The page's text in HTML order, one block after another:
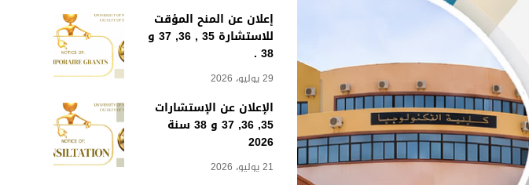
إعلان عن المنح المؤقت
للاستشارة 35 , 36, 37 و
38 .
29 يوليو، 2026
الإعلان عن الإستشارات
35, 36, 37 و 38 سنة
2026
21 يوليو، 2026